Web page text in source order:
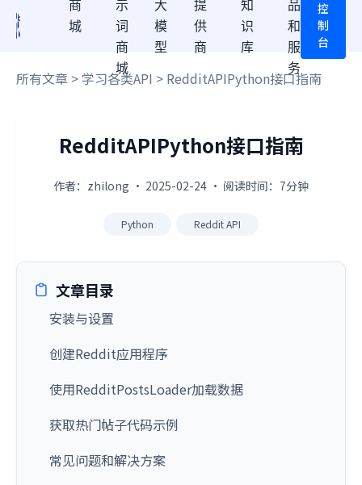
商
城
示
词
商
城
大
模
型
提
供
商
知
识
库
品
和
服
务
控
制
台
所有文章 >学习各类API > RedditAPIPython接口指南
RedditAPIPython接口指南
作者：zhilong · 2025-02-24 · 阅读时间：7分钟
Python Reddit API
文章目录
安装与设置
创建Reddit应用程序
使用RedditPostsLoader加载数据
获取热门帖子代码示例
常见问题和解决方案